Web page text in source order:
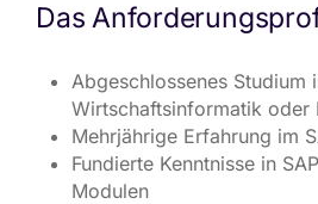
Das
Abgeschlossenes Studium
Wirtschaftsinformatik oder
Mehrjährige Erfahrung im
Fundierte Kenntnisse in
Modulen